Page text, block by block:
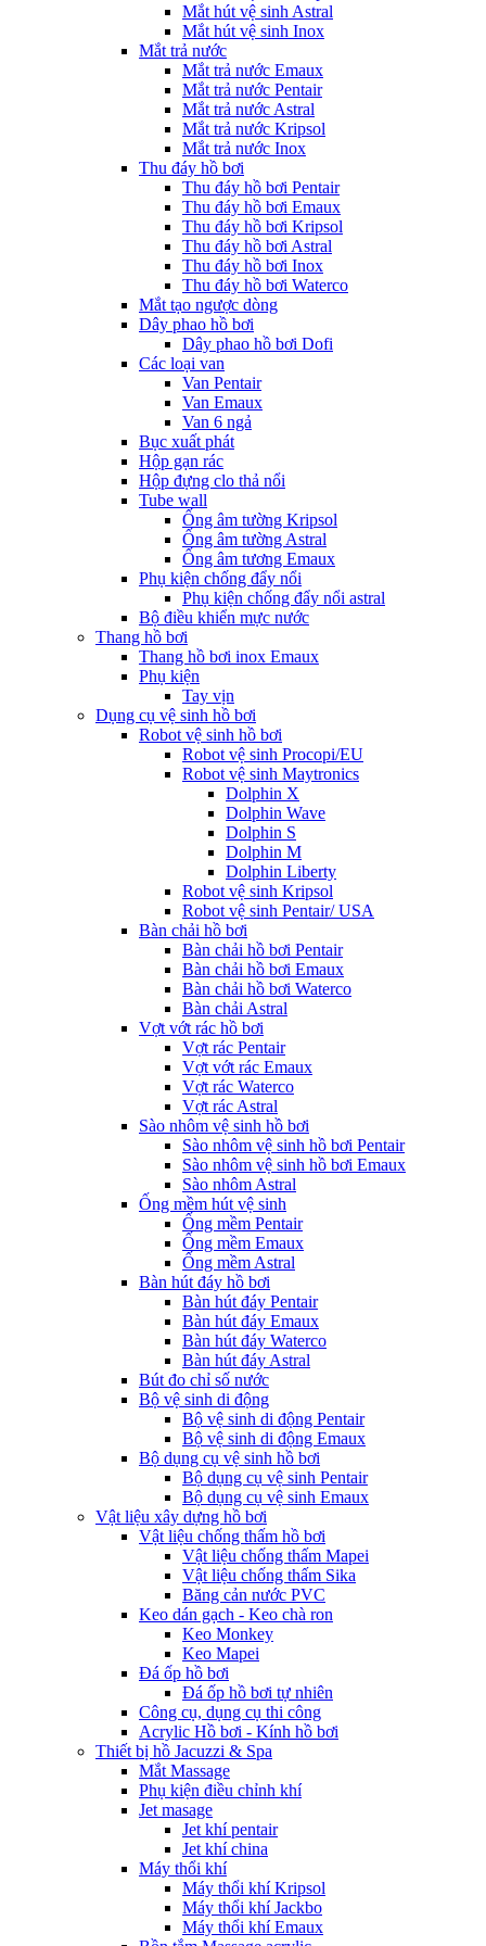
Mắt hút vệ sinh Astral
Mắt hút vệ sinh Inox
Mắt trả nước
Mắt trả nước Emaux
Mắt trả nước Pentair
Mắt trả nước Astral
Mắt trả nước Kripsol
Mắt trả nước Inox
Thu đáy hồ bơi
Thu đáy hồ bơi Pentair
Thu đáy hồ bơi Emaux
Thu đáy hồ bơi Kripsol
Thu đáy hồ bơi Astral
Thu đáy hồ bơi Inox
Thu đáy hồ bơi Waterco
Mắt tạo ngược dòng
Dây phao hồ bơi
Dây phao hồ bơi Dofi
Các loại van
Van Pentair
Van Emaux
Van 6 ngả
Bục xuất phát
Hộp gạn rác
Hộp đựng clo thả nổi
Tube wall
Ống âm tường Kripsol
Ống âm tường Astral
Ống âm tương Emaux
Phụ kiện chống đẩy nổi
Phụ kiện chống đẩy nổi astral
Bộ điều khiển mực nước
Thang hồ bơi
Thang hồ bơi inox Emaux
Phụ kiện
Tay vịn
Dụng cụ vệ sinh hồ bơi
Robot vệ sinh hồ bơi
Robot vệ sinh Procopi/EU
Robot vệ sinh Maytronics
Dolphin X
Dolphin Wave
Dolphin S
Dolphin M
Dolphin Liberty
Robot vệ sinh Kripsol
Robot vệ sinh Pentair/ USA
Bàn chải hồ bơi
Bàn chải hồ bơi Pentair
Bàn chải hồ bơi Emaux
Bàn chải hồ bơi Waterco
Bàn chải Astral
Vợt vớt rác hồ bơi
Vợt rác Pentair
Vợt vớt rác Emaux
Vợt rác Waterco
Vợt rác Astral
Sào nhôm vệ sinh hồ bơi
Sào nhôm vệ sinh hồ bơi Pentair
Sào nhôm vệ sinh hồ bơi Emaux
Sào nhôm Astral
Ống mềm hút vệ sinh
Ống mềm Pentair
Ống mềm Emaux
Ống mềm Astral
Bàn hút đáy hồ bơi
Bàn hút đáy Pentair
Bàn hút đáy Emaux
Bàn hút đáy Waterco
Bàn hút đáy Astral
Bút đo chỉ số nước
Bộ vệ sinh di động
Bộ vệ sinh di động Pentair
Bộ vệ sinh di động Emaux
Bộ dụng cụ vệ sinh hồ bơi
Bộ dụng cụ vệ sinh Pentair
Bộ dụng cụ vệ sinh Emaux
Vật liệu xây dựng hồ bơi
Vật liệu chống thấm hồ bơi
Vật liệu chống thấm Mapei
Vật liệu chống thấm Sika
Băng cản nước PVC
Keo dán gạch - Keo chà ron
Keo Monkey
Keo Mapei
Đá ốp hồ bơi
Đá ốp hồ bơi tự nhiên
Công cụ, dụng cụ thi công
Acrylic Hồ bơi - Kính hồ bơi
Thiết bị hồ Jacuzzi & Spa
Mắt Massage
Phụ kiện điều chỉnh khí
Jet masage
Jet khí pentair
Jet khí china
Máy thổi khí
Máy thổi khí Kripsol
Máy thổi khí Jackbo
Máy thổi khí Emaux